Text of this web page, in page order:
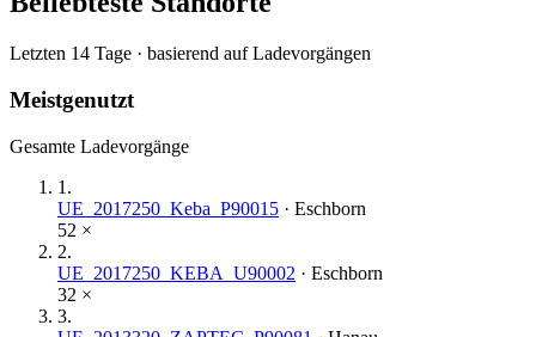
Letzten 14 Tage · basierend auf Ladevorgängen
Meistgenutzt
Gesamte Ladevorgänge
1 .
UE_2017250_Keba_P90015 · Eschborn
52 ×
2.
UE_2017250_KEBA_U90002 · Eschborn
32 ×
3.